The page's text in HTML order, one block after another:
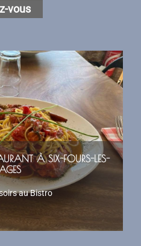
vous
À SIX-FOURS-LES-
au Bistro